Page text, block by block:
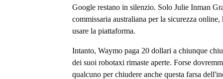
Google restano in silenzio. Solo Julie Inman
commissaria australiana per la sicurezza online,
usare la piattaforma.
Intanto, Waymo paga 20 dollari a chiunque
dei suoi robotaxi rimaste aperte. Forse
qualcuno per chiudere anche questa farsa